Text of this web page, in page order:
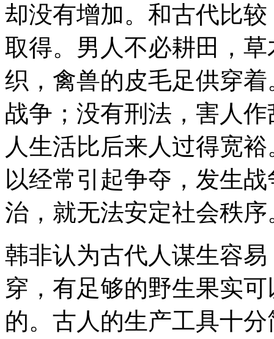
却没有增加。和古代比
取得。男人不必耕田，
织，禽兽的皮毛足供穿
战争；没有刑法，害人
人生活比后来人过得宽
以经常引起争夺，发生
治，就无法安定社会秩序
韩非认为古代人谋生容
穿，有足够的野生果实
的。古人的生产工具十